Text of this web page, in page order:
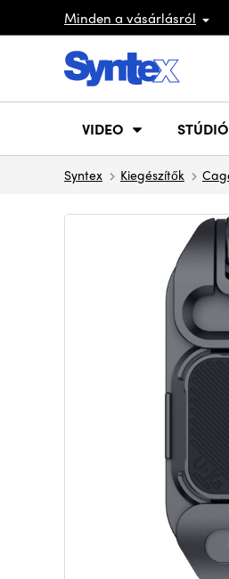
Minden a vásárlásról
VIDEO
Syntex Kiegészítők